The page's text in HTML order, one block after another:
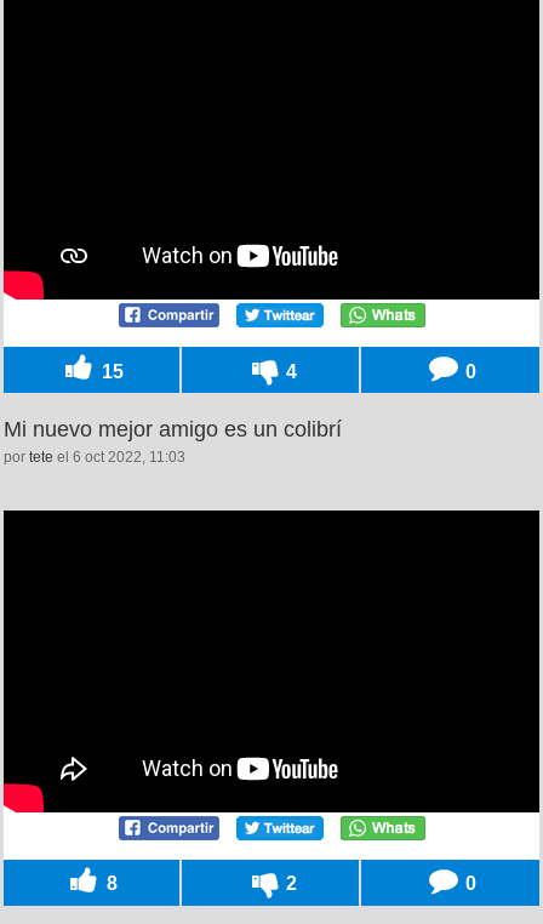
15 4 0
Mi nuevo mejor amigo es un colibrí
por tete el 6 oct 2022, 11:03
8 2 0